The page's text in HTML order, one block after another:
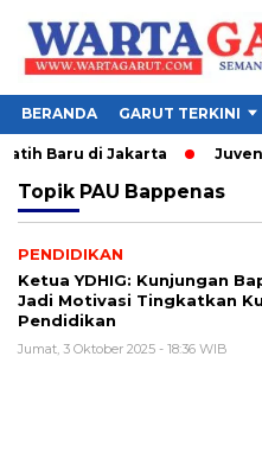
BERANDA GARUT TERKINI
Baru di Jakarta
Topik PAU Bappenas
PENDIDIKAN
Ketua YDHIG: Kunjungan
Jadi Motivasi Tingkatkan
Pendidikan
Jumat, 3 Oktober 2025 - 18:36 WIB